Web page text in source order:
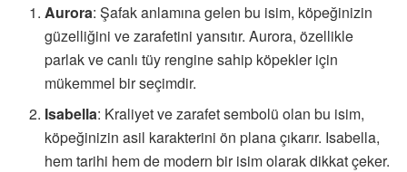
Aurora: Şafak anlamına gelen bu isim, köpeğinizin
güzelliğini ve zarafetini yansıtır. Aurora, özellikle
parlak ve canlı tüy rengine sahip köpekler için
mükemmel bir seçimdir.
Isabella: Kraliyet ve zarafet sembolü olan bu isim,
köpeğinizin asil karakterini ön plana çıkarır. Isabella,
hem tarihi hem de modern bir isim olarak dikkat çeker.